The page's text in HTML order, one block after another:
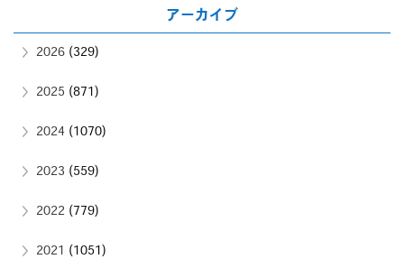
アーカイブ
2026 (329)
2025 (871)
2024 (1070)
2023 (559)
2022 (779)
2021 (1051)